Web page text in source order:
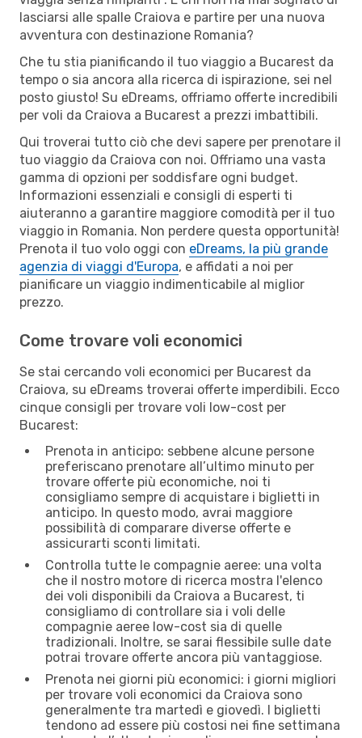
lasciarsi alle spalle Craiova e partire per una nuova
avventura con destinazione Romania?
Che tu stia pianificando il tuo viaggio a Bucarest da
tempo o sia ancora alla ricerca di ispirazione, sei nel
posto giusto! Su eDreams, offriamo offerte incredibili
per voli da Craiova a Bucarest a prezzi imbattibili.
Qui troverai tutto ciò che devi sapere per prenotare il
tuo viaggio da Craiova con noi. Offriamo una vasta
gamma di opzioni per soddisfare ogni budget.
Informazioni essenziali e consigli di esperti ti
aiuteranno a garantire maggiore comodità per il tuo
viaggio in Romania. Non perdere questa opportunità!
Prenota il tuo volo oggi con eDreams, la più grande
agenzia di viaggi d'Europa, e affidati a noi per
pianificare un viaggio indimenticabile al miglior
prezzo.
Come trovare voli economici
Se stai cercando voli economici per Bucarest da
Craiova, su eDreams troverai offerte imperdibili. Ecco
cinque consigli per trovare voli low-cost per
Bucarest:
Prenota in anticipo: sebbene alcune persone
preferiscano prenotare all’ultimo minuto per
trovare offerte più economiche, noi ti
consigliamo sempre di acquistare i biglietti in
anticipo. In questo modo, avrai maggiore
possibilità di comparare diverse offerte e
assicurarti sconti limitati.
Controlla tutte le compagnie aeree: una volta
che il nostro motore di ricerca mostra l'elenco
dei voli disponibili da Craiova a Bucarest, ti
consigliamo di controllare sia i voli delle
compagnie aeree low-cost sia di quelle
tradizionali. Inoltre, se sarai flessibile sulle date
potrai trovare offerte ancora più vantaggiose.
Prenota nei giorni più economici: i giorni migliori
per trovare voli economici da Craiova sono
generalmente tra martedì e giovedì. I biglietti
tendono ad essere più costosi nei fine settimana